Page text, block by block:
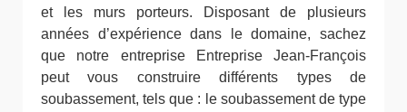
et les murs porteurs. Disposant de plusieurs
années d’expérience dans le domaine, sachez
que notre entreprise Entreprise Jean-François
peut vous construire différents types de
soubassement, tels que : le soubassement de type